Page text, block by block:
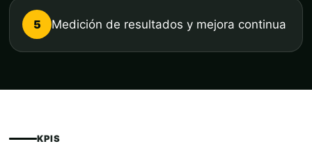
5 Medición de resultados y mejora continua
KPIS